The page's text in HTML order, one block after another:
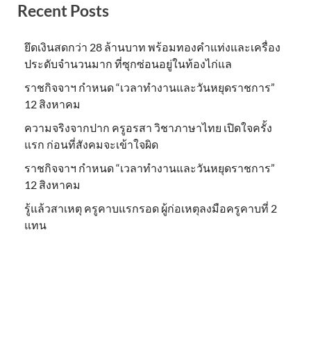
Recent Posts
ยึดเงินสดกว่า 28 ล้านบาท พร้อมทองคำแท่งและเครื่อง
ประดับจำนวนมาก ที่ซุกซ่อนอยู่ในท้องไก่แล
ราชกิจจาฯ กำหนด “เวลาทำงานและวันหยุดราชการ”
12 สิงหาคม
ความจริงจากปาก ครูอรสา วิชาภาษาไทย เปิดใจครั้ง
แรก ก่อนที่สังคมจะเข้าใจผิด
ราชกิจจาฯ กำหนด “เวลาทำงานและวันหยุดราชการ”
12 สิงหาคม
รู้แล้วสาเหตุ ครูคาบแรกรอด ผู้ก่อเหตุลงมือครูคาบที่ 2
แทน